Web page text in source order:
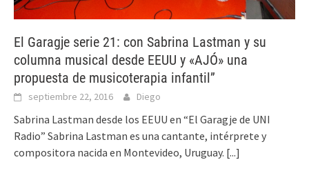
El Garagje serie 21: con Sabrina Lastman y su
columna musical desde EEUU y «AJÓ» una
propuesta de musicoterapia infantil”
septiembre 22, 2016 Diego
Sabrina Lastman desde los EEUU en “El Garagje de UNI
Radio” Sabrina Lastman es una cantante, intérprete y
compositora nacida en Montevideo, Uruguay. [...]